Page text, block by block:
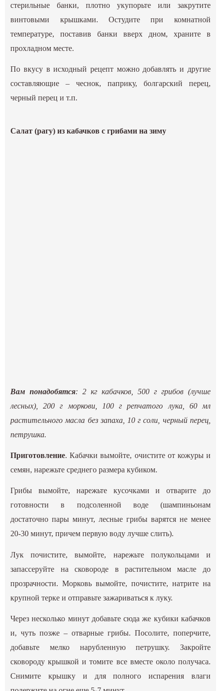
стерильные банки, плотно укупорьте или закрутите
винтовыми крышками. Остудите при комнатной
температуре, поставив банки вверх дном, храните в
прохладном месте.
По вкусу в исходный рецепт можно добавлять и другие
составляющие – чеснок, паприку, болгарский перец,
черный перец и т.п.
Салат (рагу) из кабачков с грибами на зиму
Вам понадобятся: 2 кг кабачков, 500 г грибов (лучше
лесных), 200 г моркови, 100 г репчатого лука, 60 мл
растительного масла без запаха, 10 г соли, черный перец,
петрушка.
Приготовление. Кабачки вымойте, очистите от кожуры и
семян, нарежьте среднего размера кубиком.
Грибы вымойте, нарежьте кусочками и отварите до
готовности в подсоленной воде (шампиньонам
достаточно пары минут, лесные грибы варятся не менее
20-30 минут, причем первую воду лучше слить).
Лук почистите, вымойте, нарежьте полукольцами и
запассеруйте на сковороде в растительном масле до
прозрачности. Морковь вымойте, почистите, натрите на
крупной терке и отправьте зажариваться к луку.
Через несколько минут добавьте сюда же кубики кабачков
и, чуть позже – отварные грибы. Посолите, поперчите,
добавьте мелко нарубленную петрушку. Закройте
сковороду крышкой и томите все вместе около получаса.
Снимите крышку и для полного испарения влаги